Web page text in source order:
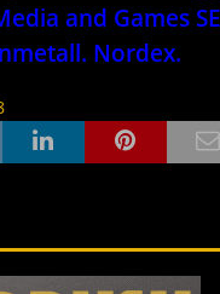
and Games
Nordex.